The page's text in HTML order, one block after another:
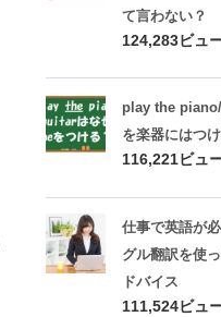
て言わない？
124,283ビュ
play the
を楽器にはつ
116,221ビュ
仕事で英語が
グル翻訳を使
ドバイス
111,524ビュ